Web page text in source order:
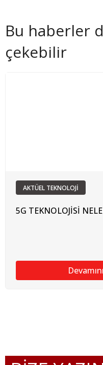
Bu haberler
çekebilir
AKTÜEL TEKNOLOJİ
5G TEKNOLOJİSİ